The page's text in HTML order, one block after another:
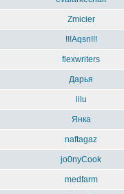
Zmicier
!!!Aqsn!!!
flexwriters
Дарья
lilu
Янка
naftagaz
jo0nyCook
medfarm